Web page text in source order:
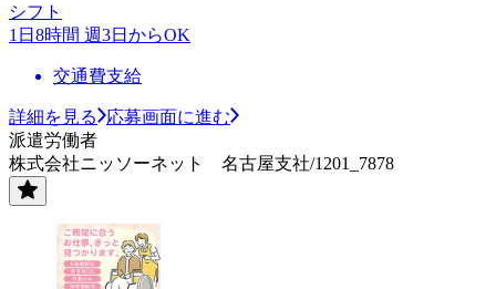
シフト
1日8時間 週3日からOK
交通費支給
詳細を見る
応募画面に進む
派遣労働者
株式会社ニッソーネット 名古屋支社/1201_7878